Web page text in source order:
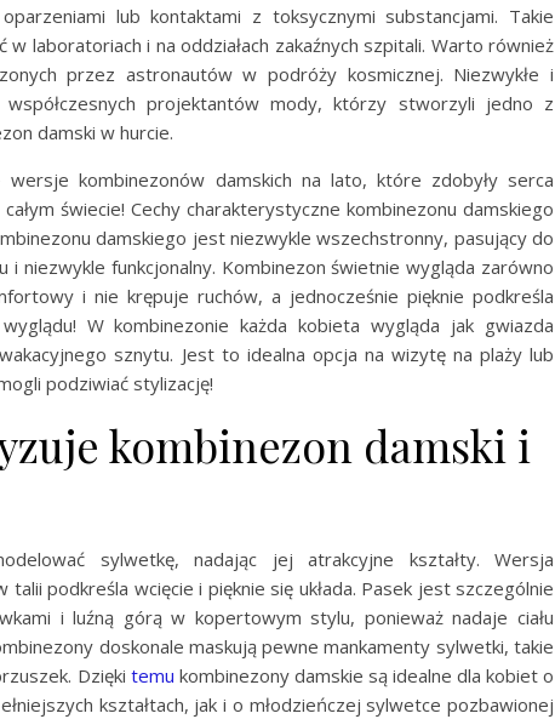
lub kontaktami z toksycznymi substancjami. Takie
laboratoriach i na oddziałach zakaźnych szpitali. Warto również
przez astronautów w podróży kosmicznej. Niezwykłe i
współczesnych projektantów mody, którzy stworzyli jedno z
damski w hurcie.
kombinezonów damskich na lato, które zdobyły serca
świecie! Cechy charakterystyczne kombinezonu damskiego
damskiego jest niezwykle wszechstronny, pasujący do
niezwykle funkcjonalny. Kombinezon świetnie wygląda zarówno
i nie krępuje ruchów, a jednocześnie pięknie podkreśla
W kombinezonie każda kobieta wygląda jak gwiazda
sznytu. Jest to idealna opcja na wizytę na plaży lub
podziwiać stylizację!
kombinezon damski i
sylwetkę, nadając jej atrakcyjne kształty. Wersja
podkreśla wcięcie i pięknie się układa. Pasek jest szczególnie
i luźną górą w kopertowym stylu, ponieważ nadaje ciału
doskonale maskują pewne mankamenty sylwetki, takie
Dzięki temu kombinezony damskie są idealne dla kobiet o
kształtach, jak i o młodzieńczej sylwetce pozbawionej